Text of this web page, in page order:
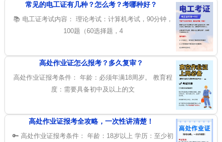
常见的电工证有几种？怎么考？考哪种好？
📚 电工证考试内容： 理论考试：计算机考试，90分钟，
100题（60选择题，4
高处作业证怎么报考？多久复审？
高处作业证报考条件： 年龄：必须年满18周岁。 教育程
度：需要具备初中及以上的文
高处作业证报考全攻略，一次性讲清楚！
🔑 高处作业证报考条件： 年龄：18岁以上 学历：至少初